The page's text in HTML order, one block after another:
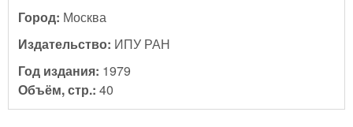
Город: Москва
Издательство: ИПУ РАН
Год издания: 1979
Объём, стр.: 40